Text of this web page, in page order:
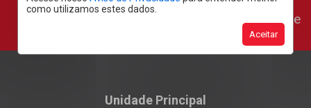
como utilizamos estes dados.
Aceitar
Área do Cliente
Unidade Principal